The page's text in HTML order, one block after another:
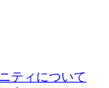
ティについて